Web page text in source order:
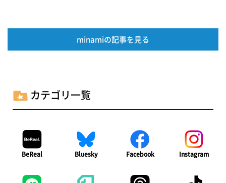
minamiの記事を見る
カテゴリ一覧
BeReal Bluesky Facebook Instagram